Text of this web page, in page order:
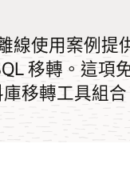
線使用案例提
移轉。這項
移轉工具組合